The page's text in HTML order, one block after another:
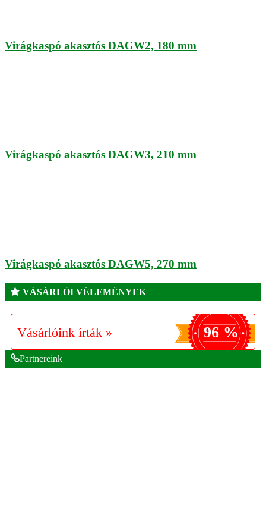
Virágkaspó akasztós DAGW2, 180 mm
Virágkaspó akasztós DAGW3, 210 mm
Virágkaspó akasztós DAGW5, 270 mm
VÁSÁRLÓI VÉLEMÉNYEK
Vásárlóink írták » 96 %
Partnereink